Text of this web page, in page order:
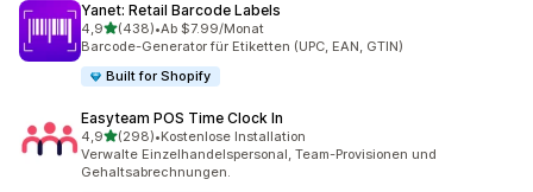
Yanet: Retail Barcode Labels
4,9von 5 Sternen
(438)
438 Rezensionen insgesamt
•Ab $7.99/Monat
Barcode-Generator für Etiketten (UPC, EAN, GTIN)
Built for Shopify
Easyteam POS Time Clock In
4,9von 5 Sternen
(298)
298 Rezensionen insgesamt
•Kostenlose Installation
Verwalte Einzelhandelspersonal, Team-Provisionen und
Gehaltsabrechnungen.